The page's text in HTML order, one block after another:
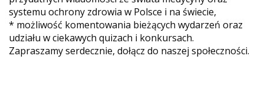
systemu ochrony zdrowia w Polsce i na świecie,
* możliwość komentowania bieżących wydarzeń oraz
udziału w ciekawych quizach i konkursach.
Zapraszamy serdecznie, dołącz do naszej społeczności.